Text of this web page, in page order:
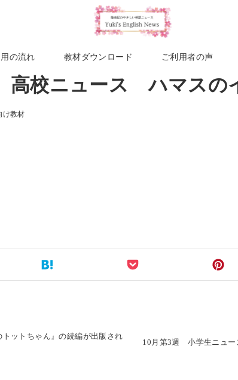
の流れ 教材ダウンロード ご利用者の声
高校ニュース ハマスの
け教材
ットちゃん』の続編が出版され
10月第3週 小学生ニュー